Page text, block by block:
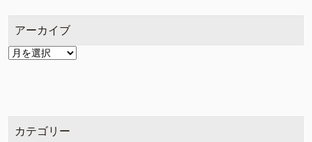
アーカイブ
ア
カテゴリー